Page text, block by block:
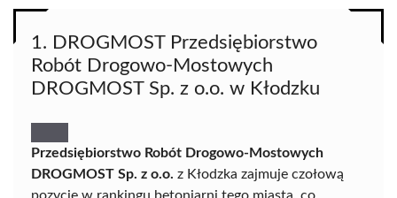
1. DROGMOST Przedsiębiorstwo
Robót Drogowo-Mostowych
DROGMOST Sp. z o.o. w Kłodzku
Przedsiębiorstwo Robót Drogowo-Mostowych
DROGMOST Sp. z o.o. z Kłodzka zajmuje czołową